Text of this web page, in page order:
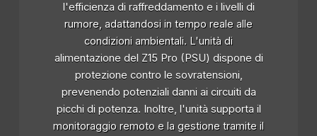
l'efficienza di raffreddamento e i livelli di
rumore, adattandosi in tempo reale alle
condizioni ambientali. L'unità di
alimentazione del Z15 Pro (PSU) dispone di
protezione contro le sovratensioni,
prevenendo potenziali danni ai circuiti da
picchi di potenza. Inoltre, l'unità supporta il
monitoraggio remoto e la gestione tramite il